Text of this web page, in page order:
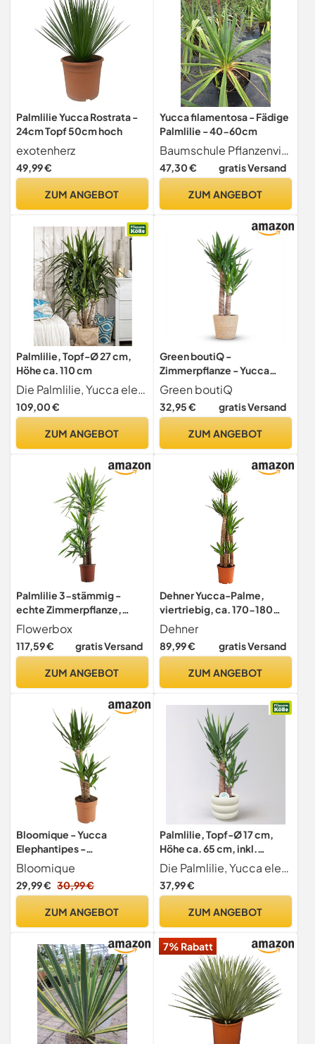
Palmlilie Yucca Rostrata -
24cm Topf 50cm hoch
exotenherz
49,99 €
ZUM ANGEBOT
Yucca filamentosa - Fädige
Palmlilie - 40-60cm
Baumschule Pflanzenvielfalt
47,30 € gratis Versand
ZUM ANGEBOT
Palmlilie, Topf-Ø 27 cm,
Höhe ca. 110 cm
Die Palmlilie, Yucca elephantipes, im Pflanztopf mit 27 cm , ist eine pflegeleichte Grünpflanze für sonnige, helle Lagen in Zimmer und Wintergarten. Die Höhe umfasst die Pflanze inkl. Pflanztopf. Lie
109,00 €
ZUM ANGEBOT
Green boutiQ -
Zimmerpflanze - Yucca
(Palmlilie) - Yucca
Elephantipes - Grün -
Pflegeleicht - 1 Pflanze -
80-95cm
Green boutiQ
32,95 € gratis Versand
ZUM ANGEBOT
Palmlilie 3-stämmig -
echte Zimmerpflanze,
Yucca Elephantipes Palme
90/45/20 - Höhe ca. 135
cm, Topf-Ø 24 cm
Flowerbox
117,59 € gratis Versand
ZUM ANGEBOT
Dehner Yucca-Palme,
viertriebig, ca. 170-180
cm, Ø Topf 27 cm,
Zimmerpalme
Dehner
89,99 € gratis Versand
ZUM ANGEBOT
Bloomique - Yucca
Elephantipes -
Elefantenfuß-Yucca -
Palmlilie - Zimmerpflanzen
- Pflegeleicht -
100 cm - Topf 21 cm
Bloomique
29,99 € 30,99 €
ZUM ANGEBOT
Palmlilie, Topf-Ø 17 cm,
Höhe ca. 65 cm, inkl.
Keramikübertopf Byron
Die Palmlilie, Yucca elephantipes, im Pflanztopf mit 17 cm inkl. Keramiktopf Byron, ist eine pflegeleichte Grünpflanze für sonnige, helle Lagen in Zimmer und Wintergarten. Die Höhe umfasst die Pflan
37,99 €
ZUM ANGEBOT
7% Rabatt